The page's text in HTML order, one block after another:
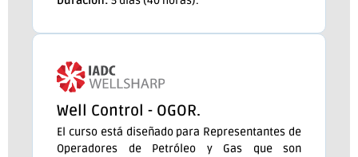
Well Control - OGOR.
El curso está diseñado para Representantes de
Operadores de Petróleo y Gas que son